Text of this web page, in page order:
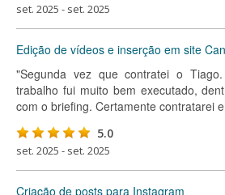
set. 2025 - set. 2025
Edição de vídeos e inserção em site
"Segunda vez que contratei o
trabalho fui muito bem executado,
com o briefing. Certamente contratarei
5.0
set. 2025 - set. 2025
Criação de posts para Instagram